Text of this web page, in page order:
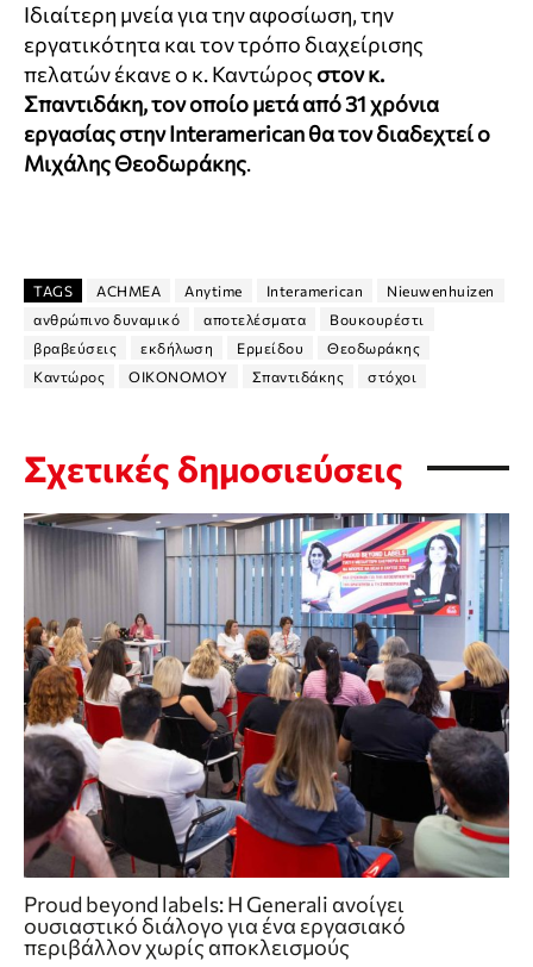
Ιδιαίτερη μνεία για την αφοσίωση, την
εργατικότητα και τον τρόπο διαχείρισης
πελατών έκανε ο κ. Καντώρος στον κ.
Σπαντιδάκη, τον οποίο μετά από 31 χρόνια
εργασίας στηνInteramericanθα τον διαδεχτεί ο
Μιχάλης Θεοδωράκης.
TAGS ACHMEA Anytime Interamerican
Nieuwenhuizen
ανθρώπινο δυναμικό
αποτελέσματα
Βουκουρέστι
βραβεύσεις
εκδήλωση Ερμείδου
Θεοδωράκης
Καντώρος
ΟΙΚΟΝΟΜΟΥ Σπαντιδάκης στόχοι
Σχετικές δημοσιεύσεις
Proud beyond labels: Η Generali ανοίγει
ουσιαστικό διάλογο για ένα εργασιακό
περιβάλλον χωρίς αποκλεισμούς